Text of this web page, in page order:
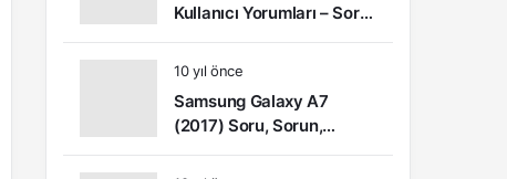
Kullanıcı Yorumları – Soru,
Sorun ve Şikâyetler
10 yıl önce
Samsung Galaxy A7
(2017) Soru, Sorun,
Şikayet ve Kullanıcı
Yorumları